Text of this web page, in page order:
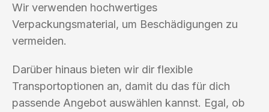
Wir verwenden hochwertiges
Verpackungsmaterial, um Beschädigungen zu
vermeiden.
Darüber hinaus bieten wir dir flexible
Transportoptionen an, damit du das für dich
passende Angebot auswählen kannst. Egal, ob